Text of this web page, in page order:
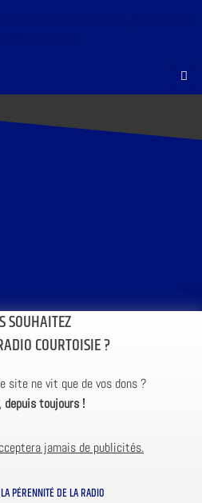
SOUHAITEZ
COURTOISIE ?
site ne vit que de vos dons ?
depuis toujours !
jamais de publicités.
PÉRENNITÉ DE LA RADIO